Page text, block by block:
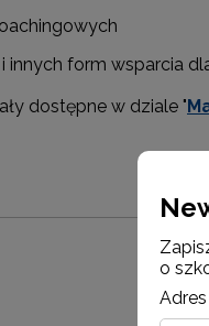
innych form wsparcia
dostępne w dziale "
o